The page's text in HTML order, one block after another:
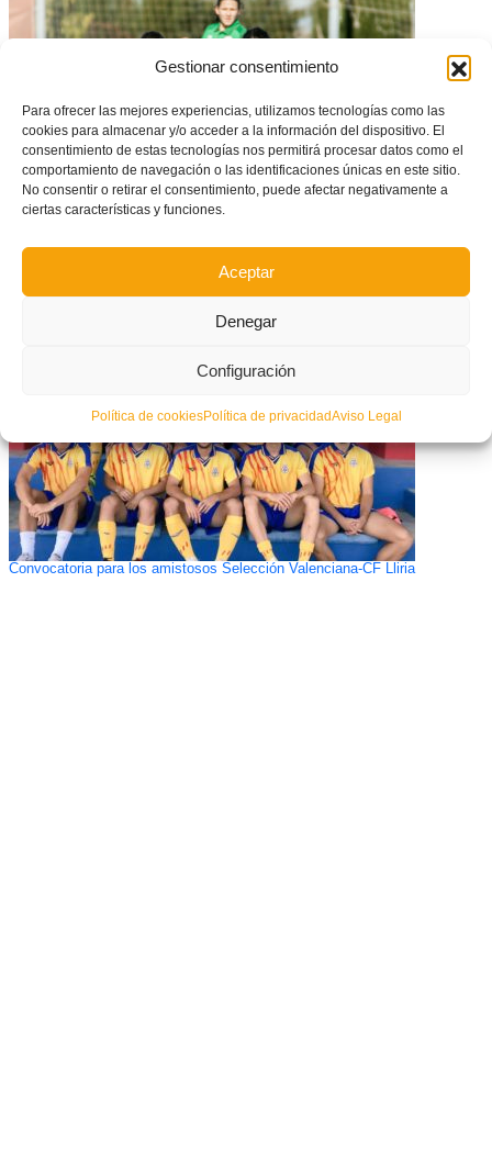
Gestionar consentimiento
Para ofrecer las mejores experiencias, utilizamos tecnologías como las
cookies para almacenar y/o acceder a la información del dispositivo. El
consentimiento de estas tecnologías nos permitirá procesar datos como el
comportamiento de navegación o las identificaciones únicas en este sitio.
No consentir o retirar el consentimiento, puede afectar negativamente a
ciertas características y funciones.
Aceptar
Denegar
Configuración
Política de cookiesPolítica de privacidadAviso Legal
La FFCV crea un órgano exclusivo destinado a las competiciones
Convocatoria para los amistosos Selección Valenciana-CF Lliria